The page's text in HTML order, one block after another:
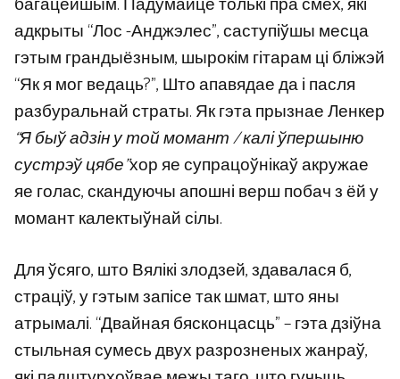
адкрыты “Лос -Анджэлес”, саступіўшы месца
гэтым грандыёзным, шырокім гітарам ці бліжэй
“Як я мог ведаць?”, Што апавядае да і пасля
разбуральнай страты. Як гэта прызнае Ленкер
“Я быў адзін у той момант / калі ўпершыню
сустрэў цябе”хор яе супрацоўнікаў акружае
яе голас, скандуючы апошні верш побач з ёй у
момант калектыўнай сілы.
Для ўсяго, што Вялікі злодзей, здавалася б,
страціў, у гэтым запісе так шмат, што яны
атрымалі. “Двайная бясконцасць” – гэта дзіўна
стыльная сумесь двух разрозненых жанраў,